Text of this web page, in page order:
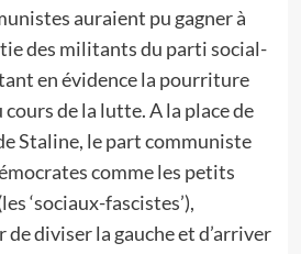
auraient pu gagner à
des militants du parti social-
en évidence la pourriture
de la lutte. A la place de
Staline, le part communiste
comme les petits
‘sociaux-fascistes’),
diviser la gauche et d’arriver